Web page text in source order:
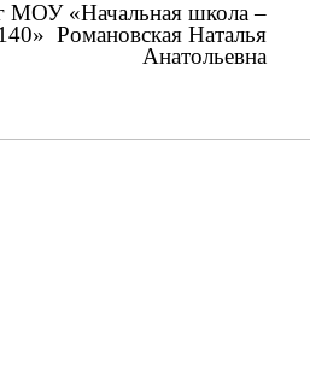
МОУ «Начальная школа –
Романовская Наталья
Анатольевна